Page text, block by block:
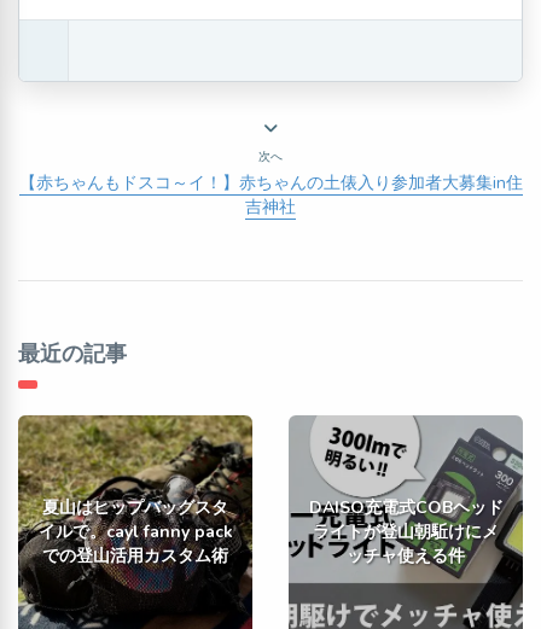
次へ
【赤ちゃんもドスコ～イ！】赤ちゃんの土俵入り参加者大募集in住
吉神社
最近の記事
夏山はヒップバッグスタ
イルで。cayl fanny pack
での登山活用カスタム術
DAISO充電式COBヘッド
ライトが登山朝駈けにメ
ッチャ使える件